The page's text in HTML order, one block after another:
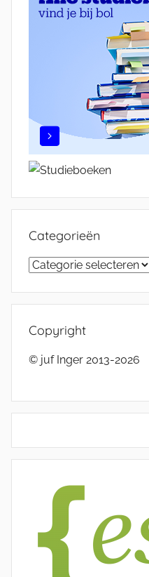
Categorieën
Categorieën
Copyright
© juf Inger 2013-2026